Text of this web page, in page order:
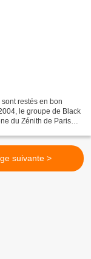
restés en bon
le groupe de Black
du Zénith de Paris
suivante >